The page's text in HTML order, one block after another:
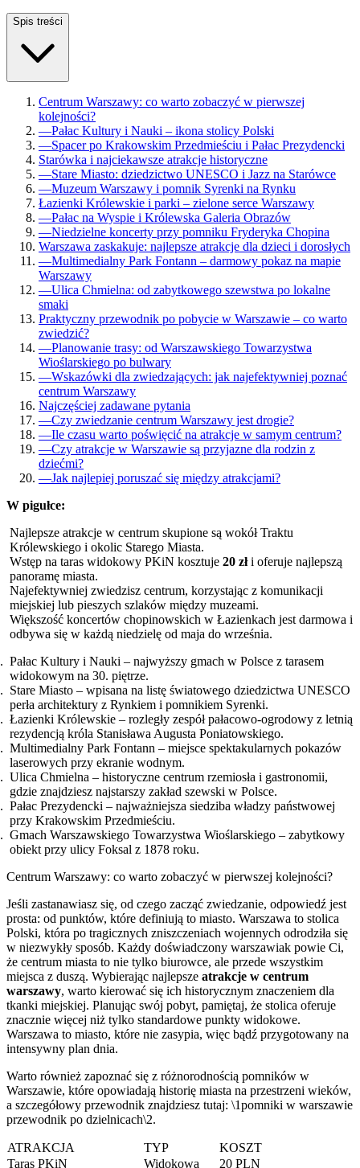
Spis treści
Centrum Warszawy: co warto zobaczyć w pierwszej
kolejności?
—Pałac Kultury i Nauki – ikona stolicy Polski
—Spacer po Krakowskim Przedmieściu i Pałac Prezydencki
Starówka i najciekawsze atrakcje historyczne
—Stare Miasto: dziedzictwo UNESCO i Jazz na Starówce
—Muzeum Warszawy i pomnik Syrenki na Rynku
Łazienki Królewskie i parki – zielone serce Warszawy
—Pałac na Wyspie i Królewska Galeria Obrazów
—Niedzielne koncerty przy pomniku Fryderyka Chopina
Warszawa zaskakuje: najlepsze atrakcje dla dzieci i dorosłych
—Multimedialny Park Fontann – darmowy pokaz na mapie
Warszawy
—Ulica Chmielna: od zabytkowego szewstwa po lokalne
smaki
Praktyczny przewodnik po pobycie w Warszawie – co warto
zwiedzić?
—Planowanie trasy: od Warszawskiego Towarzystwa
Wioślarskiego po bulwary
—Wskazówki dla zwiedzających: jak najefektywniej poznać
centrum Warszawy
Najczęściej zadawane pytania
—Czy zwiedzanie centrum Warszawy jest drogie?
—Ile czasu warto poświęcić na atrakcje w samym centrum?
—Czy atrakcje w Warszawie są przyjazne dla rodzin z
dziećmi?
—Jak najlepiej poruszać się między atrakcjami?
W pigułce:
Najlepsze atrakcje w centrum skupione są wokół Traktu
Królewskiego i okolic Starego Miasta.
Wstęp na taras widokowy PKiN kosztuje 20 złi oferuje najlepszą
panoramę miasta.
Najefektywniej zwiedzisz centrum, korzystając z komunikacji
miejskiej lub pieszych szlaków między muzeami.
Większość koncertów chopinowskich w Łazienkach jest darmowa i
odbywa się w każdą niedzielę od maja do września.
Pałac Kultury i Nauki – najwyższy gmach w Polsce z tarasem
widokowym na 30. piętrze.
Stare Miasto – wpisana na listę światowego dziedzictwa UNESCO
perła architektury z Rynkiem i pomnikiem Syrenki.
Łazienki Królewskie – rozległy zespół pałacowo-ogrodowy z letnią
rezydencją króla Stanisława Augusta Poniatowskiego.
Multimedialny Park Fontann – miejsce spektakularnych pokazów
laserowych przy ekranie wodnym.
Ulica Chmielna – historyczne centrum rzemiosła i gastronomii,
gdzie znajdziesz najstarszy zakład szewski w Polsce.
Pałac Prezydencki – najważniejsza siedziba władzy państwowej
przy Krakowskim Przedmieściu.
Gmach Warszawskiego Towarzystwa Wioślarskiego – zabytkowy
obiekt przy ulicy Foksal z 1878 roku.
Centrum Warszawy: co warto zobaczyć w pierwszej kolejności?
Jeśli zastanawiasz się, od czego zacząć zwiedzanie, odpowiedź jest
prosta: od punktów, które definiują to miasto. Warszawa to stolica
Polski, która po tragicznych zniszczeniach wojennych odrodziła się
w niezwykły sposób. Każdy doświadczony warszawiak powie Ci,
że centrum miasta to nie tylko biurowce, ale przede wszystkim
miejsca z duszą. Wybierając najlepsze atrakcje w centrum
warszawy, warto kierować się ich historycznym znaczeniem dla
tkanki miejskiej. Planując swój pobyt, pamiętaj, że stolica oferuje
znacznie więcej niż tylko standardowe punkty widokowe.
Warszawa to miasto, które nie zasypia, więc bądź przygotowany na
intensywny plan dnia.
Warto również zapoznać się z różnorodnością pomników w
Warszawie, które opowiadają historię miasta na przestrzeni wieków,
a szczegółowy przewodnik znajdziesz tutaj: \1pomniki w warszawie
przewodnik po dzielnicach\2.
ATRAKCJA TYP
KOSZT
Taras PKiN
Widokowa 20 PLN